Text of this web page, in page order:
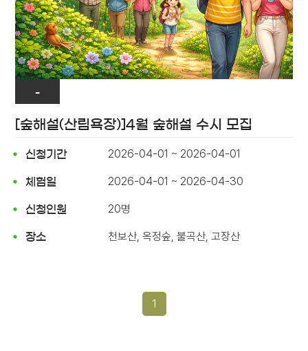
-
[숲해설(산림욕장)]4월 숲해설 수시 모집
신청기간 2026-04-01 ~ 2026-04-01
체험일 2026-04-01 ~ 2026-04-30
신청인원 20명
장소 천보산, 옥정숲, 불곡산, 고장산
1